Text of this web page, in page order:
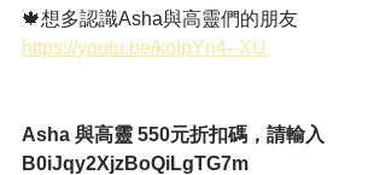
🍁想多認識Asha與高靈們的朋友
https://youtu.be/koIpYn4--XU
Asha 與高靈 550元折扣碼，請輸入
B0iJqy2XjzBoQiLgTG7m